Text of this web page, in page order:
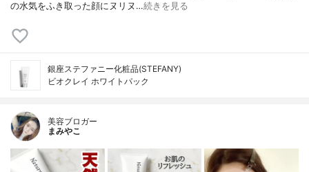
の水気をふき取った顔にヌリヌ…続きを見る
銀座ステファニー化粧品(STEFANY)
ビオクレイ ホワイトパック
美容ブロガー
まみやこ